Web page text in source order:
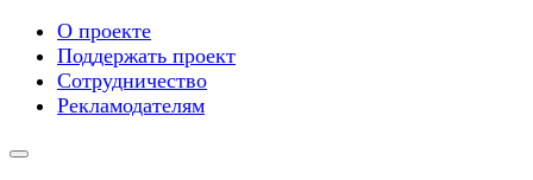
О проекте
Поддержать проект
Сотрудничество
Рекламодателям